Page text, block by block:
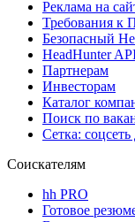
Реклама на
Требования к
Безопасный
HeadHunter
Партнерам
Инвесторам
Каталог
Поиск по
Сетка:
Соискателям
hh PRO
Готовое